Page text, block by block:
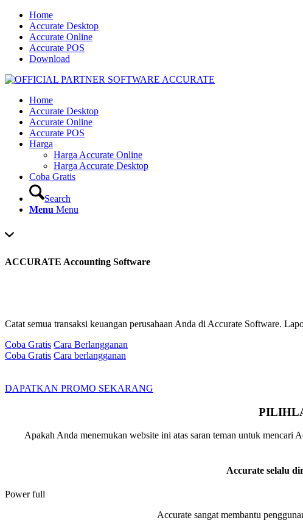
Home
Accurate Desktop
Accurate Online
Accurate POS
Download
Home
Accurate Desktop
Accurate Online
Accurate POS
Harga
Harga Accurate Online
Harga Accurate Desktop
Coba Gratis
Search
Menu Menu
ACCURATE Accounting Software
Catat semua transaksi keuangan perusahaan Anda di Accurate Software.
Coba Gratis Cara Berlangganan
Coba Gratis Cara berlangganan
DAPATKAN PROMO SEKARANG
Apakah Anda menemukan website ini atas saran teman untuk mencari
Accurate selalu
Power full
Accurate sangat membantu